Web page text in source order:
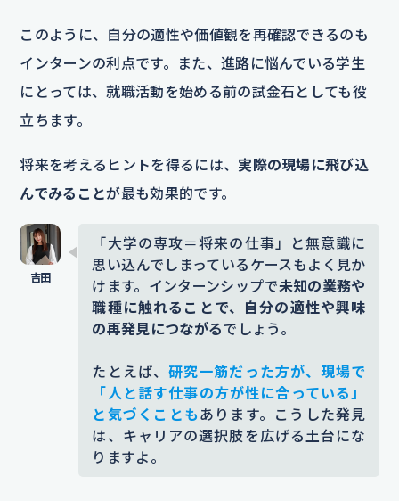
このように、自分の適性や価値観を再確認できるのも
インターンの利点です。また、進路に悩んでいる学生
にとっては、就職活動を始める前の試金石としても役
立ちます。
将来を考えるヒントを得るには、 実際の現場に飛び込
んでみることが最も効果的です。
「大学の専攻＝将来の仕事」と無意識に
思い込んでしまっているケースもよく見か
けます。インターンシップで未知の業務や
職種に触れることで、自分の適性や興味
の再発見につながるでしょう。
たとえば、 研究一筋だった方が、現場で
「人と話す仕事の方が性に合っている」
と気づくこともあります。こうした発見
は、キャリアの選択肢を広げる土台にな
りますよ。